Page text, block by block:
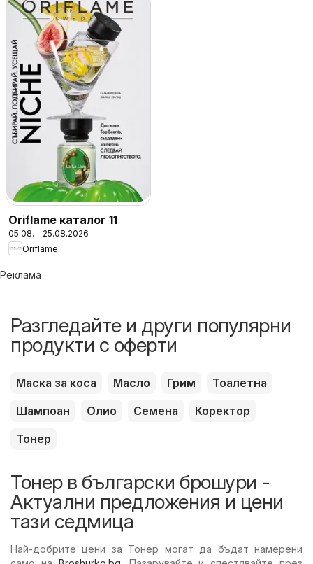
Oriflame каталог 11
05.08. - 25.08.2026
Oriflame
Реклама
Разгледайте и други популярни
продукти с оферти
Маска за коса Масло Грим
Тоалетна
Шампоан
Олио Семена
Коректор
Тонер
Тонер в български брошури -
Актуални предложения и цени
тази седмица
Най-добрите цени за Тонер могат да бъдат намерени